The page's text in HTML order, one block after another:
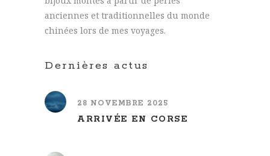
anciennes et traditionnelles du monde
chinées lors de mes voyages.
Dernières actus
28 NOVEMBRE 2025
ARRIVÉE EN CORSE